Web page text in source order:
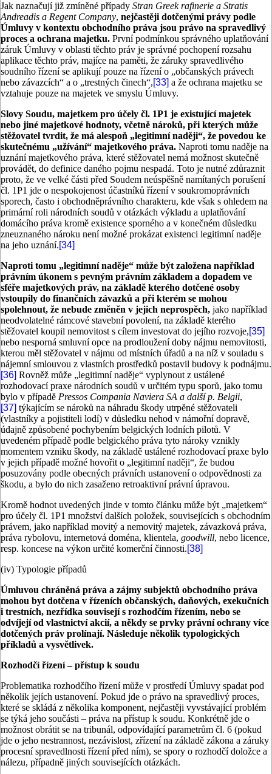
Jak naznačují již zmíněné případy Stran Greek rafinerie a Stratis
Andreadis a Regent Company, nejčastěji dotčenými právy podle
Úmluvy v kontextu obchodního práva jsou právo na spravedlivý
proces a ochrana majetku. První podmínkou správného uplatňování
záruk Úmluvy v oblasti těchto práv je správné pochopení rozsahu
aplikace těchto práv, majíce na paměti, že záruky spravedlivého
soudního řízení se aplikují pouze na řízení o „občanských právech
nebo závazcích“ a o „trestných činech“,[33] a že ochrana majetku se
vztahuje pouze na majetek ve smyslu Úmluvy.
Slovy Soudu, majetkem pro účely čl. 1P1 je existující majetek
nebo jiné majetkové hodnoty, včetně nároků, při kterých může
stěžovatel tvrdit, že má alespoň „legitimní naději“, že povedou ke
skutečnému „užívání“ majetkového práva. Naproti tomu naděje na
uznání majetkového práva, které stěžovatel nemá možnost skutečně
provádět, do definice daného pojmu nespadá. Toto je nutné zdůraznit
proto, že ve velké části před Soudem neúspěšně namítaných porušení
čl. 1P1 jde o nespokojenost účastníků řízení v soukromoprávních
sporech, často i obchodněprávního charakteru, kde však s ohledem na
primární roli národních soudů v otázkách výkladu a uplatňování
domácího práva kromě existence sporného a v konečném důsledku
zneuznaného nároku není možné prokázat existenci legitimní naděje
na jeho uznání.[34]
Naproti tomu „legitimní naděje“ může být založena například
právním úkonem s pevným právním základem a dopadem ve
sféře majetkových práv, na základě kterého dotčené osoby
vstoupily do finančních závazků a při kterém se mohou
spolehnout, že nebude změněn v jejich neprospěch, jako například
neodvolatelné rámcové stavební povolení, na základě kterého
stěžovatel koupil nemovitost s cílem investovat do jejího rozvoje,[35]
nebo nesporná smluvní opce na prodloužení doby nájmu nemovitosti,
kterou měl stěžovatel v nájmu od místních úřadů a na níž v souladu s
nájemní smlouvou z vlastních prostředků postavil budovy k podnájmu.
[36] Rovněž může „legitimní naděje“ vyplynout z ustálené
rozhodovací praxe národních soudů v určitém typu sporů, jako tomu
bylo v případě Pressos Compania Naviera SA a další p. Belgii,
[37] týkajícím se nároků na náhradu škody utrpěné stěžovateli
(vlastníky a pojistiteli lodí) v důsledku nehod v námořní dopravě,
údajně způsobené pochybením belgických lodních pilotů. V
uvedeném případě podle belgického práva tyto nároky vznikly
momentem vzniku škody, na základě ustálené rozhodovací praxe bylo
v jejich případě možné hovořit o „legitimní naději“, že budou
posuzovány podle obecných právních ustanovení o odpovědnosti za
škodu, a bylo do nich zasaženo retroaktivní právní úpravou.
Kromě hodnot uvedených jinde v tomto článku může být „majetkem“
pro účely čl. 1P1 množství dalších položek, souvisejících s obchodním
právem, jako například movitý a nemovitý majetek, závazková práva,
práva rybolovu, internetová doména, klientela, goodwill, nebo licence,
resp. koncese na výkon určité komerční činnosti.[38]
(iv) Typologie případů
Úmluvou chráněná práva a zájmy subjektů obchodního práva
mohou byt dotčena v řízeních občanských, daňových, exekučních
i trestních, nezřídka souvisejí s rozhodčím řízením, nebo se
odvíjejí od vlastnictví akcií, a někdy se prvky právní ochrany více
dotčených práv prolínají. Následuje několik typologických
příkladů a vysvětlivek.
Rozhodčí řízení – přístup k soudu
Problematika rozhodčího řízení může v prostředí Úmluvy spadat pod
několik jejích ustanovení. Pokud jde o právo na spravedlivý proces,
které se skládá z několika komponent, nejčastěji vyvstávající problém
se týká jeho součásti – práva na přístup k soudu. Konkrétně jde o
možnost obrátit se na tribunál, odpovídající parametrům čl. 6 (pokud
jde o jeho nestrannost, nezávislost, zřízení na základě zákona a záruky
procesní spravedlnosti řízení před ním), se spory o rozhodčí doložce a
nálezu, případně jiných souvisejících otázkách.